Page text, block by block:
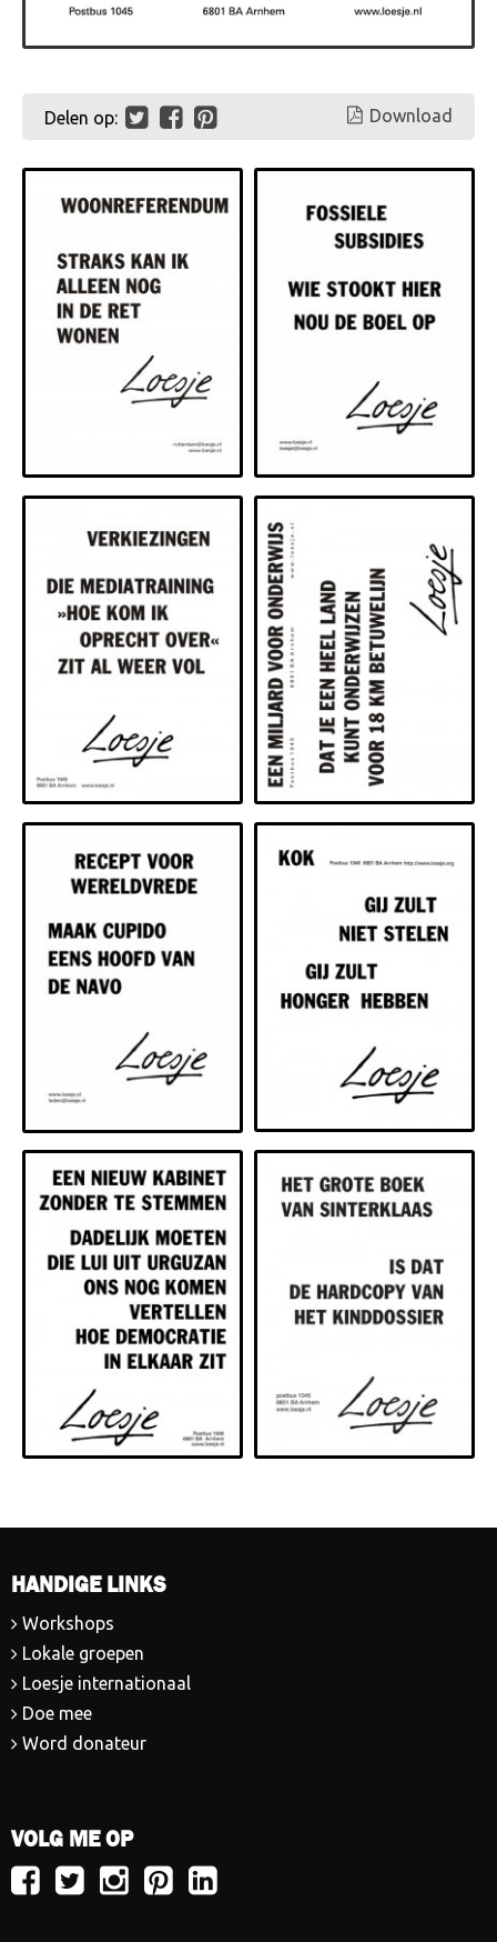
Delen op: Download
HANDIGE LINKS
Workshops
Lokale groepen
Loesje internationaal
Doe mee
Word donateur
VOLG ME OP
VolgVolgVolgVolgVolg